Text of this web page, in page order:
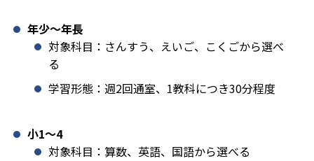
年少〜年長
対象科目：さんすう、えいご、こくごから選べ
る
学習形態：週2回通室、1教科につき30分程度
小1️〜4
対象科目：算数、英語、国語から選べる